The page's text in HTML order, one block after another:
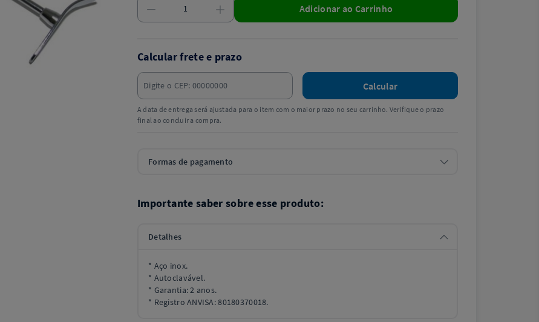
Adicionar ao Carrinho
Calcular frete e prazo
Calcular
A data de entrega será ajustada para o item com o maior prazo no seu carrinho. Verifique o prazo
final ao concluir a compra.
Formas de pagamento
Importante saber sobre esse produto:
Detalhes
* Aço inox.
* Autoclavável.
* Garantia: 2 anos.
* Registro ANVISA: 80180370018.